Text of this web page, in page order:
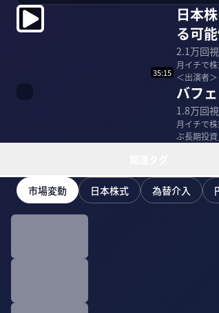
日本
る可
2.1万回
月イチで
＜出演者＞ 柴田阿弥（MC） 木野内栄
に...
35:15
バフ
1.8万回
月イチで
ぶ長期投資」。 ＜出演者＞ 柴田阿弥（MC） 木野内栄治｜大和証券 チーフ
市場変動 日本株式 為替介入